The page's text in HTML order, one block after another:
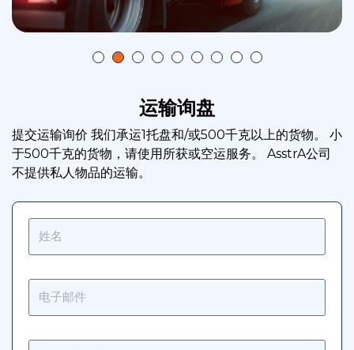
运输询盘
提交运输询价 我们承运1托盘和/或500千克以上的货物。 小
于500千克的货物，请使用所获或空运服务。 AsstrA公司
不提供私人物品的运输。